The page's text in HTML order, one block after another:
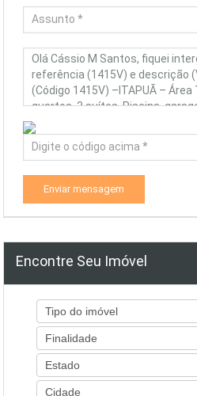
Enviar mensagem
Encontre Seu Imóvel